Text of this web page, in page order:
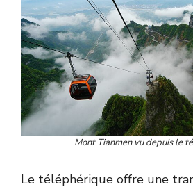
Mont Tianmen vu depuis le
Le téléphérique offre une